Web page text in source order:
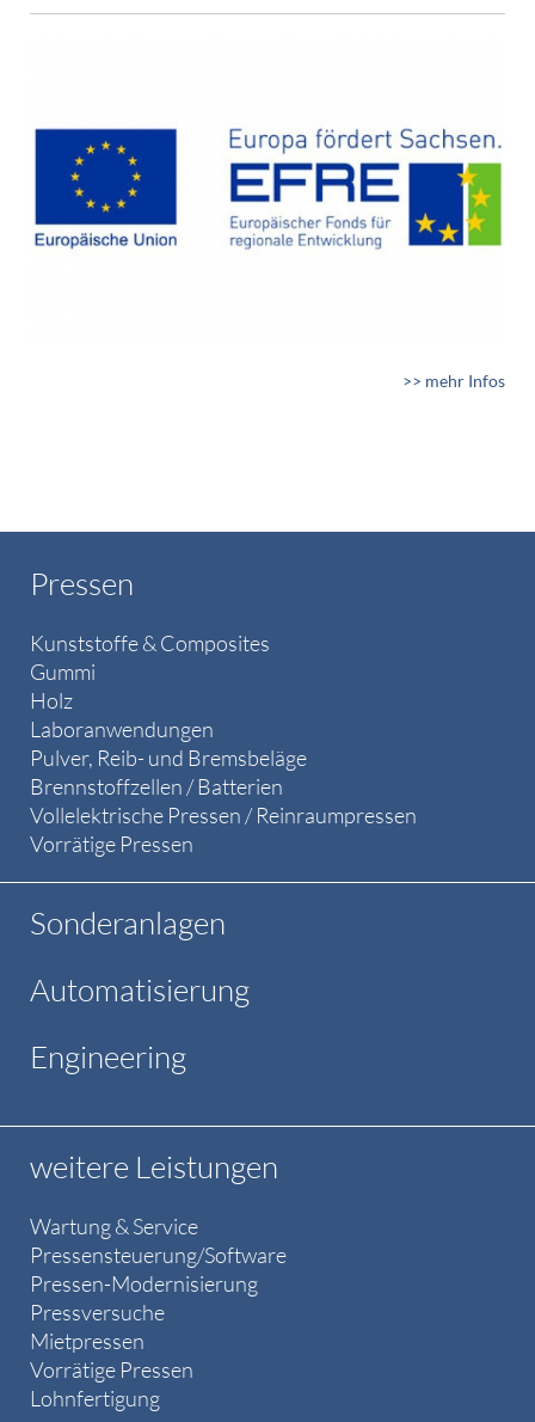
>> mehr Infos
Pressen
Kunststoffe & Composites
Gummi
Holz
Laboranwendungen
Pulver, Reib- und Bremsbeläge
Brennstoffzellen / Batterien
Vollelektrische Pressen / Reinraumpressen
Vorrätige Pressen
Sonderanlagen
Automatisierung
Engineering
weitere Leistungen
Wartung & Service
Pressensteuerung/Software
Pressen-Modernisierung
Pressversuche
Mietpressen
Vorrätige Pressen
Lohnfertigung